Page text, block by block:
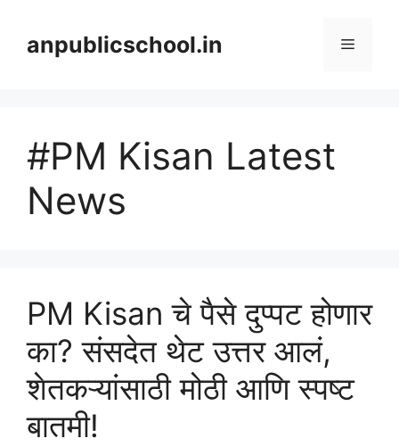
contentanpublicschool.in Menu
#PM Kisan Latest
News
PM Kisan चे पैसे दुप्पट होणार
का? संसदेत थेट उत्तर आलं,
शेतकऱ्यांसाठी मोठी आणि स्पष्ट
बातमी!